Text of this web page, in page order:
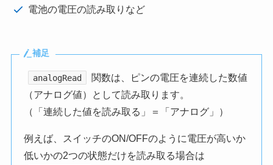
電池の電圧の読み取りなど
補足
analogRead
関数は、ピンの電圧を連続した数値
（アナログ値）として読み取ります。
（「連続した値を読み取る」＝「アナログ」）
例えば、スイッチのON/OFFのように電圧が高いか
低いかの2つの状態だけを読み取る場合は